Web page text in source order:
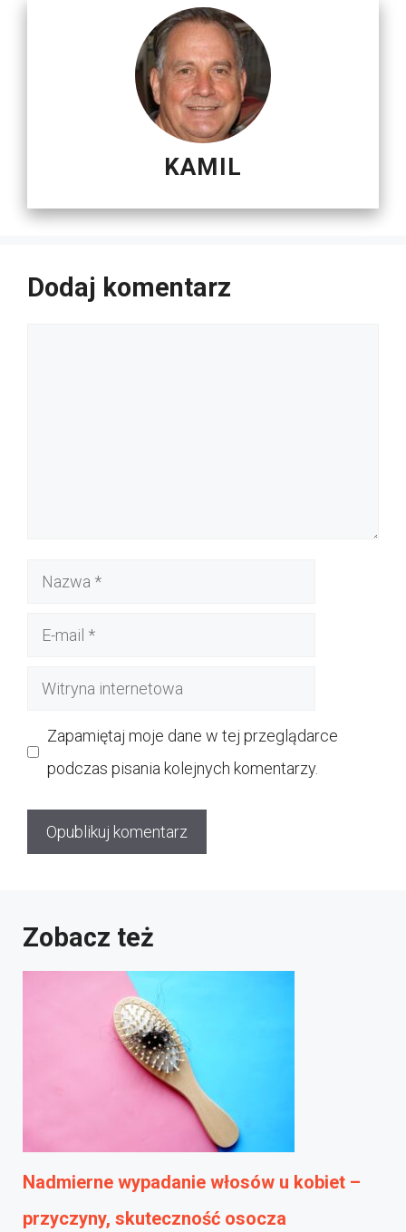
KAMIL
Dodaj komentarz
Nazwa
Witryna
Zapamiętaj moje dane w tej przeglądarce
podczas pisania kolejnych komentarzy.
Zobacz też
Nadmierne wypadanie włosów u kobiet –
przyczyny, skuteczność osocza